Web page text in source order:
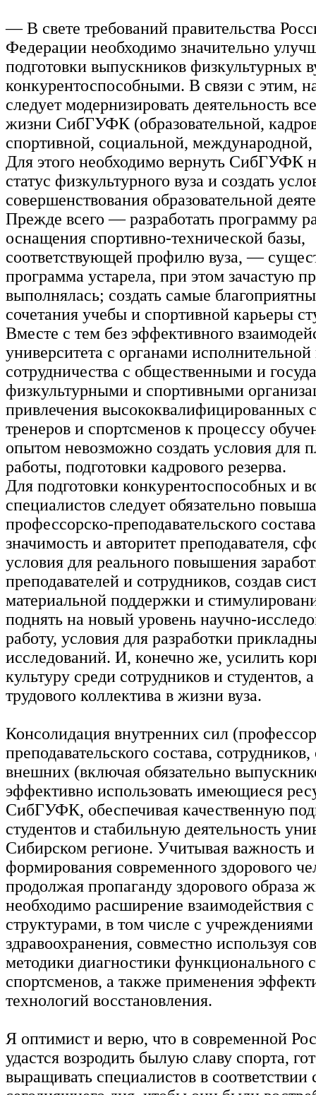
— В свете требований правительства
Федерации необходимо значительно
подготовки выпускников физкультурных
конкурентоспособными. В связи с этим,
следует модернизировать деятельность
жизни СибГУФК (образовательной,
спортивной, социальной,
Для этого необходимо вернуть СибГУФК
статус физкультурного вуза и создать
совершенствования образовательной
Прежде всего — разработать программу
оснащения спортивно-технической базы,
соответствующей профилю вуза, —
программа устарела, при этом зачастую
выполнялась; создать самые
сочетания учебы и спортивной карьеры
Вместе с тем без эффективного
университета с органами исполнительной
сотрудничества с общественными и
физкультурными и спортивными
привлечения высококвалифицированных
тренеров и спортсменов к процессу
опытом невозможно создать условия для
работы, подготовки кадрового резерва.
Для подготовки конкурентоспособных и
специалистов следует обязательно
профессорско-преподавательского
значимость и авторитет преподавателя,
условия для реального повышения
преподавателей и сотрудников, создав
материальной поддержки и
поднять на новый уровень научно-
работу, условия для разработки
исследований. И, конечно же, усилить
культуру среди сотрудников и студентов,
трудового коллектива в жизни вуза.
Консолидация внутренних сил
преподавательского состава,
внешних (включая обязательно
эффективно использовать имеющиеся
СибГУФК, обеспечивая качественную
студентов и стабильную деятельность
Сибирском регионе. Учитывая важность и
формирования современного здорового
продолжая пропаганду здорового образа
необходимо расширение взаимодействия
структурами, в том числе с учреждениями
здравоохранения, совместно используя
методики диагностики функционального
спортсменов, а также применения
технологий восстановления.
Я оптимист и верю, что в современной
удастся возродить былую славу спорта,
выращивать специалистов в соответствии